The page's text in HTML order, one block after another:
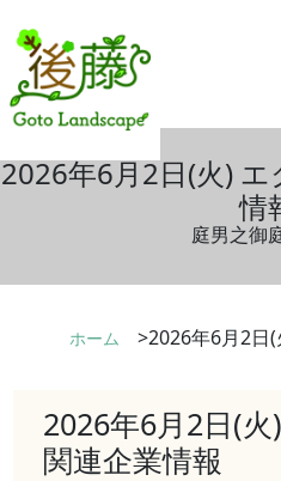
2026年6月2日(火)
情
庭男之御
ホーム 2026年6月2日
2026年6月2日(
関連企業情報